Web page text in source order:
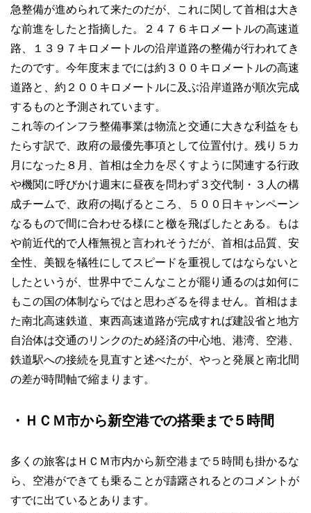
急整備が進められて来たのだが、これに関して首相は大き
な前進をしたと指摘した。２４７６キロメートルの高速道
路、１３９７キロメートルの沿岸道路の整備が行われてき
たのです。今年度末までには約３００キロメートルの高速
道路と、約２００キロメートルに及ぶ沿岸道路が順次完成
するものと予測されています。
これ等のインフラ整備事業は物流と交通に大きな利益をも
たらす訳で、政府の最優先事項として位置付け。残り５カ
月になった８月、首相は全力を尽くすように関連する行政
や機関に呼びかけ週末に昼夜を問わず３交代制・３人の構
成チームで、政府の掲げるところ、５００日キャンペーン
なるもので間に合わせる様にと檄を飛ばしたとある。もは
や前近代的で人権無視と言われそうだが、首相は品質、安
全性、美観を犠牲にしてスピードを重視してはならないと
したというが、世界中でこんなことが罷り通るのは如何に
もこの国の体制ならではと思わざるを得ません。首相はま
た南北高速鉄道、東西高速道路が完成すれば建設省と地方
自治体は交通のリンクのため経済の中心地、港湾、空港、
鉄道駅への接続を見直すと述べたが、やっと発展と南北間
の差が時間軸で縮まります。
・ＨＣＭ市から新空港での搭乗まで５時間
多くの旅客はＨＣＭ市内から新空港まで５時間も掛かるな
ら、空港ができても乗ることが躊躇されるとのコメントが
すでに出ているとあります。